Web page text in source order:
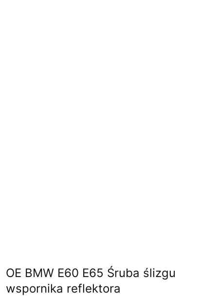
OE BMW E60 E65 Śruba ślizgu
wspornika reflektora